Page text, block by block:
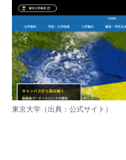
東京大学（出典： 公式サイト ）